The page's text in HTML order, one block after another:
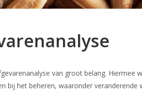
van groot belang.
bij het beheren, waaronder veranderende